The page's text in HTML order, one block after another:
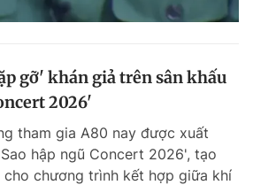
gỡ' khán giả trên sân khấu
2026'
tham gia A80 nay được xuất
hập ngũ Concert 2026', tạo
chương trình kết hợp giữa khí